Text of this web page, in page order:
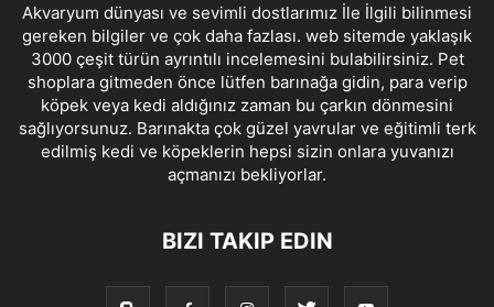
Akvaryum dünyası ve sevimli dostlarımız İle İlgili bilinmesi
gereken bilgiler ve çok daha fazlası. web sitemde yaklaşık
3000 çeşit türün ayrıntılı incelemesini bulabilirsiniz. Pet
shoplara gitmeden önce lütfen barınağa gidin, para verip
köpek veya kedi aldığınız zaman bu çarkın dönmesini
sağlıyorsunuz. Barınakta çok güzel yavrular ve eğitimli terk
edilmiş kedi ve köpeklerin hepsi sizin onlara yuvanızı
açmanızı bekliyorlar.
BIZI TAKIP EDIN